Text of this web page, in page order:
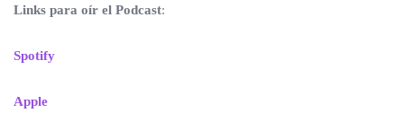
Links para oír el Podcast:
Spotify
Apple